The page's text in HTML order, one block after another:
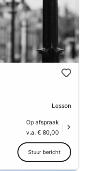
Lesson
Op afspraak
v.a. € 80,00
Stuur bericht